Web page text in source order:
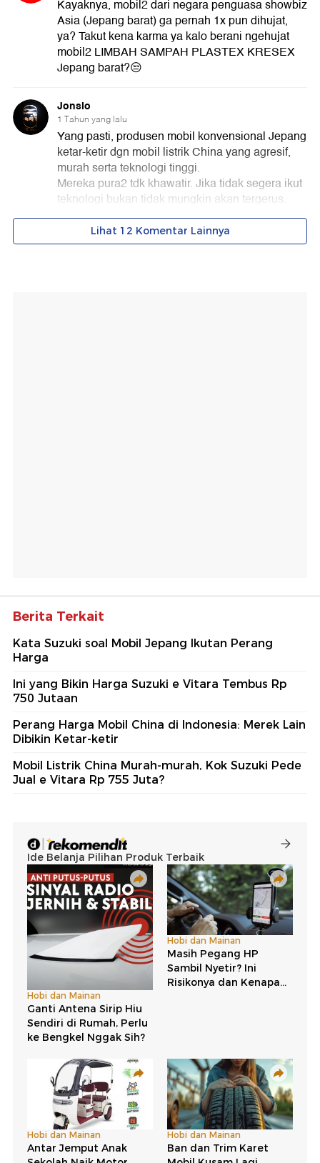
Berita Terkait
Kata Suzuki soal Mobil Jepang Ikutan Perang
Harga
Ini yang Bikin Harga Suzuki e Vitara Tembus Rp
750 Jutaan
Perang Harga Mobil China di Indonesia: Merek Lain
Dibikin Ketar-ketir
Mobil Listrik China Murah-murah, Kok Suzuki Pede
Jual e Vitara Rp 755 Juta?